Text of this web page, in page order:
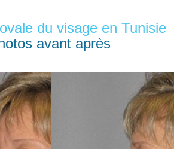
du visage en Tunisie
avant après